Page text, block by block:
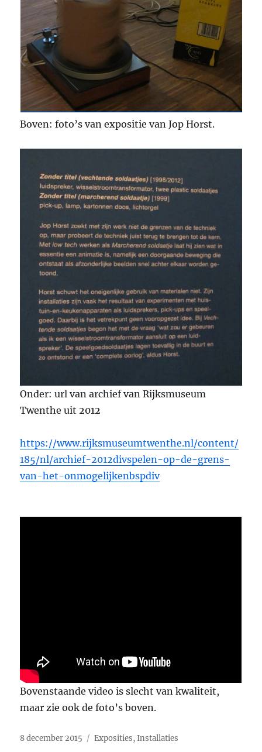
Boven: foto’s van expositie van Jop Horst.
Onder: url van archief van Rijksmuseum
Twenthe uit 2012
https://www.rijksmuseumtwenthe.nl/content/
185/nl/archief-2012divspelen-op-de-grens-
van-het-onmogelijkenbspdiv
Bovenstaande video is slecht van kwaliteit,
maar zie ook de foto’s boven.
Geplaatst
8 december 2015 Categorieën
Exposities,Installaties